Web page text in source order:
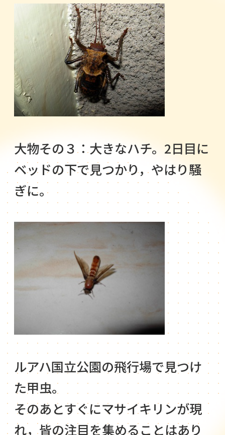
大物その３：大きなハチ。2日目に
ベッドの下で見つかり，やはり騒
ぎに。
ルアハ国立公園の飛行場で見つけ
た甲虫。
そのあとすぐにマサイキリンが現
れ，皆の注目を集めることはあり